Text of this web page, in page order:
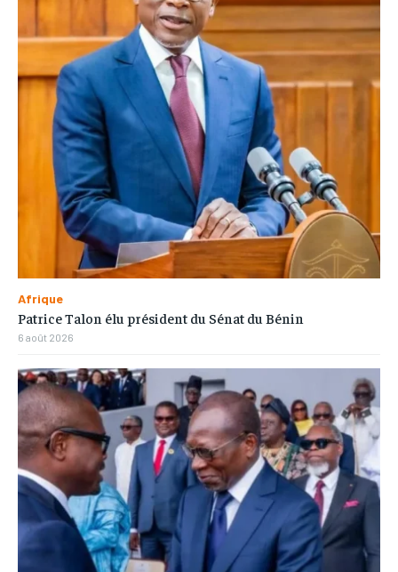
Afrique
Patrice Talon élu président du Sénat du Bénin
6 août 2026